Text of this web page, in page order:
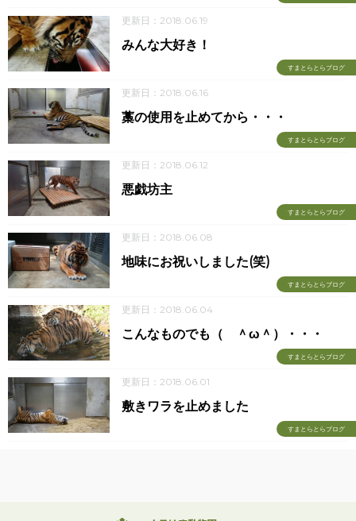
更新日：2018.06.19
すまとらとらブログ
みんな大好き！
更新日：2018.06.16
すまとらとらブログ
藁の使用を止めてから・・・
更新日：2018.06.12
すまとらとらブログ
悪戯坊主
更新日：2018.06.08
すまとらとらブログ
地味にお祝いしました(笑)
更新日：2018.06.04
すまとらとらブログ
こんなものでも（ ＾ω＾）・・・
更新日：2018.06.01
すまとらとらブログ
敷きワラを止めました